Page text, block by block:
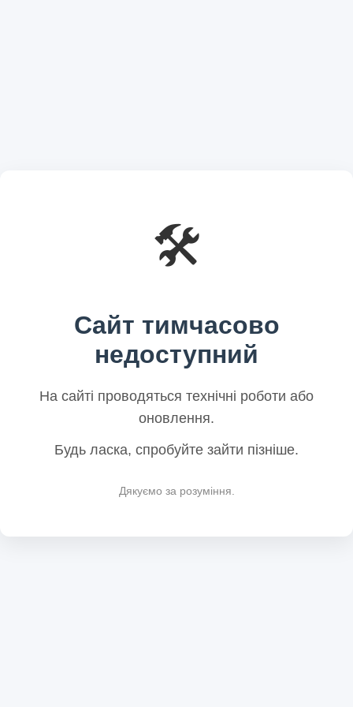
🛠️
Сайт тимчасово
недоступний
На сайті проводяться технічні роботи або
оновлення.
Будь ласка, спробуйте зайти пізніше.
Дякуємо за розуміння.